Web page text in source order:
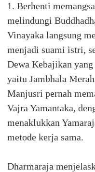
1. Berhenti
melindungi
Vinayaka langsung
menjadi suami istri,
Dewa Kebajikan
yaitu Jambhala
Manjusri pernah
Vajra Yamantaka,
menaklukkan
metode kerja sama.
Dharmaraja